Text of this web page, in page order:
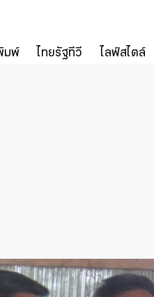
มพ์ ไทยรัฐทีวี ไลฟ์สไตล์